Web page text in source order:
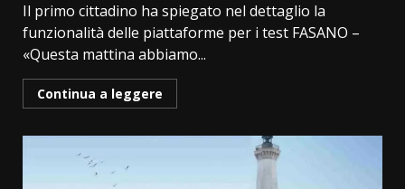
Il primo cittadino ha spiegato nel dettaglio la
funzionalità delle piattaforme per i test FASANO –
«Questa mattina abbiamo...
Continua a leggere